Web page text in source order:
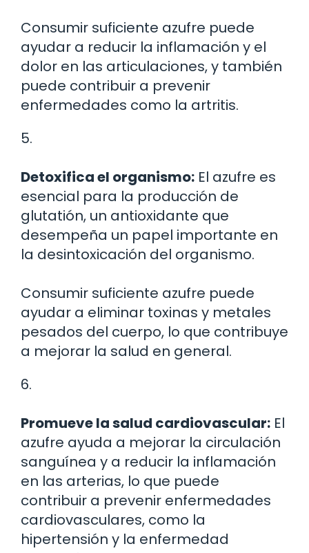
Consumir suficiente azufre puede
ayudar a reducir la inflamación y el
dolor en las articulaciones, y también
puede contribuir a prevenir
enfermedades como la artritis.
5.
Detoxifica el organismo: El azufre es
esencial para la producción de
glutatión, un antioxidante que
desempeña un papel importante en
la desintoxicación del organismo.
Consumir suficiente azufre puede
ayudar a eliminar toxinas y metales
pesados del cuerpo, lo que contribuye
a mejorar la salud en general.
6.
Promueve la salud cardiovascular: El
azufre ayuda a mejorar la circulación
sanguínea y a reducir la inflamación
en las arterias, lo que puede
contribuir a prevenir enfermedades
cardiovasculares, como la
hipertensión y la enfermedad